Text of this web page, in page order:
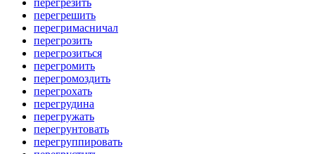
перегрешить
перегримасничал
перегрозить
перегрозиться
перегромить
перегромоздить
перегрохать
перегрудина
перегружать
перегрунтовать
перегруппировать